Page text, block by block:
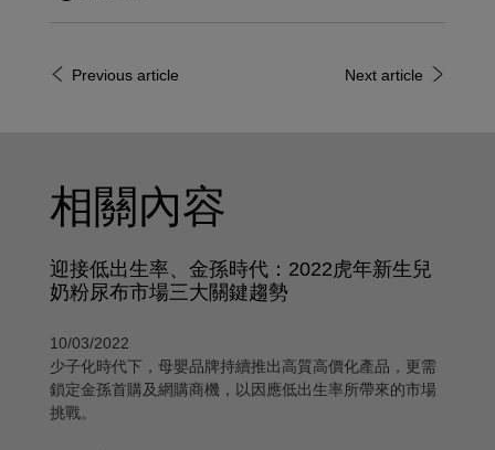
Previous article Next article
相關內容
迎接低出生率、金孫時代：2022虎年新生兒
奶粉尿布市場三大關鍵趨勢
10/03/2022
少子化時代下，母嬰品牌持續推出高質高價化產品，更需
鎖定金孫首購及網購商機，以因應低出生率所帶來的市場
挑戰。